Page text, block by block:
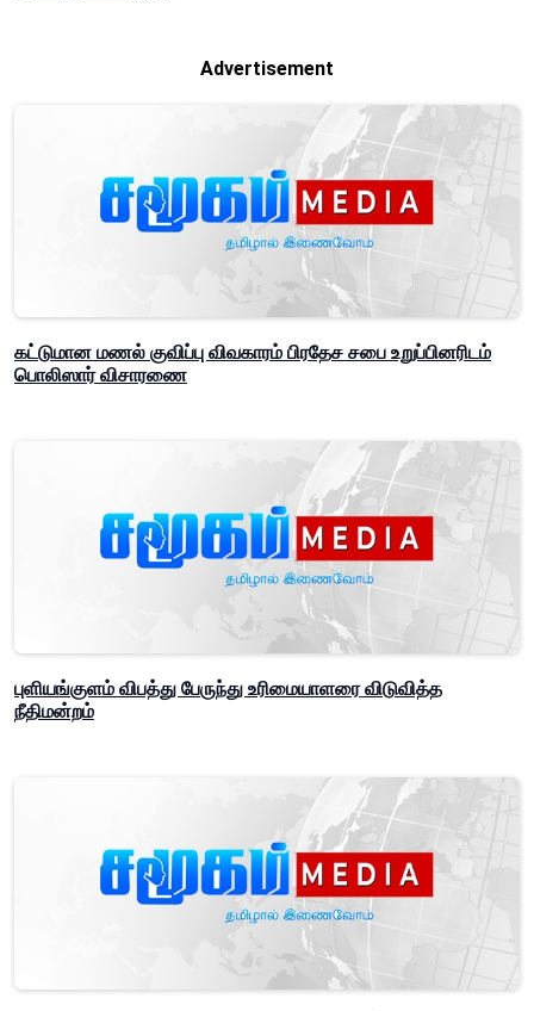
Advertisement
கட்டுமான மணல் குவிப்பு விவகாரம் பிரதேச சபை உறுப்பினரிடம்
பொலிஸார் விசாரணை
புளியங்குளம் விபத்து பேருந்து உரிமையாளரை விடுவித்த
நீதிமன்றம்